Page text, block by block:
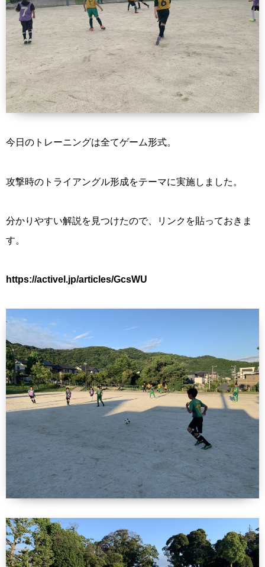
今日のトレーニングは全てゲーム形式。
攻撃時のトライアングル形成をテーマに実施しました。
分かりやすい解説を見つけたので、リンクを貼っておきま
す。
https://activel.jp/articles/GcsWU